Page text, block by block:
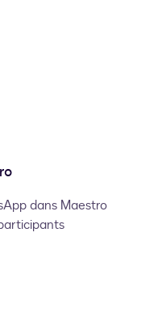
dans Maestro